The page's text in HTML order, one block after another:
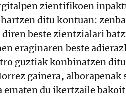
zientifikoen
ditu kontuan:
beste zientzialari
eraginaren beste
guztiak konbinatzen
gainera, alborapenak
ematen du ikertzaile